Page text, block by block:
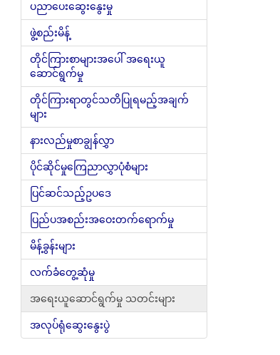
ပညာပေးဆွေးနွေးမှု
ဖွဲ့စည်းမိန့်
တိုင်ကြားစာများအပေါ် အရေးယူ
ဆောင်ရွက်မှု
တိုင်ကြားရာတွင်သတိပြုရမည့်အချက်
များ
နားလည်မှုစာချွန်လွှာ
ပိုင်ဆိုင်မှုကြေညာလွှာပုံစံများ
ပြင်ဆင်သည့်ဥပဒေ
ပြည်ပအစည်းအဝေးတက်ရောက်မှု
မိန့်ခွန်းများ
လက်ခံတွေ့ဆုံမှု
အရေးယူဆောင်ရွက်မှု သတင်းများ
အလုပ်ရုံဆွေးနွေးပွဲ